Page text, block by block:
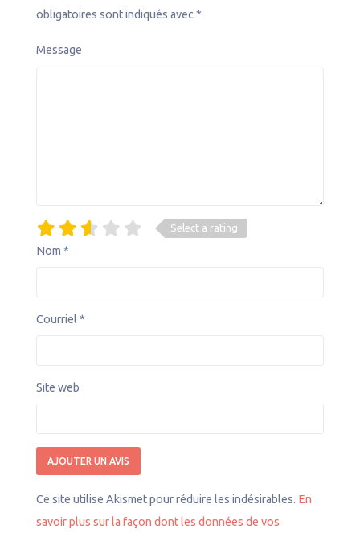
obligatoires sont indiqués avec *
Message
Select a rating
Nom *
Courriel *
Site web
Ce site utilise Akismet pour réduire les indésirables. En
savoir plus sur la façon dont les données de vos